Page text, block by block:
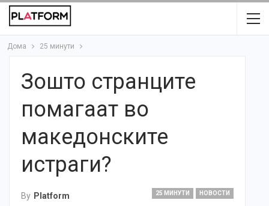
Дома 25 минути
Зошто странците
помагаат во
македонските
истраги?
25 МИНУТИ НОВОСТИ
By Platform